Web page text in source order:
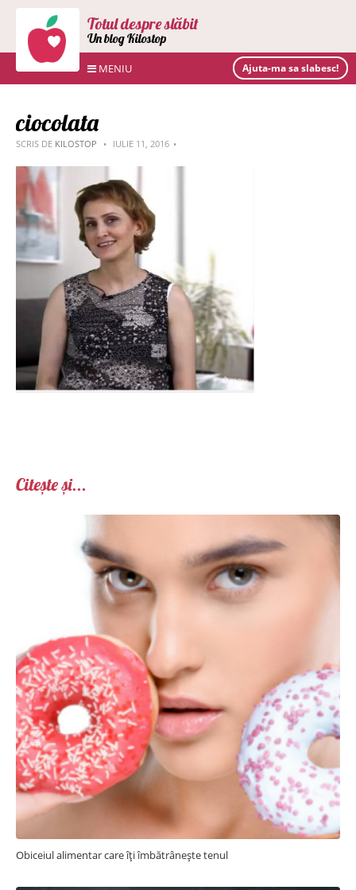
Totul despre slăbit
Un blog Kilostop
MENIU Ajuta-ma sa slabesc!
ciocolata
SCRIS DE KILOSTOP IULIE 11, 2016
Citește și...
Obiceiul alimentar care îți îmbătrânește tenul